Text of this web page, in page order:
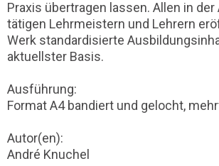
Praxis übertragen lassen. Allen in der
tätigen Lehrmeistern und Lehrern
Werk standardisierte
aktuellster Basis.
Ausführung:
Format A4 bandiert und gelocht,
Autor(en):
André Knuchel